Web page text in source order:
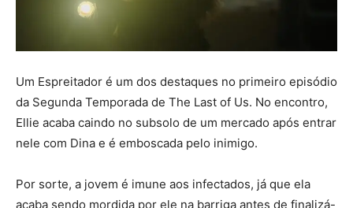
Um Espreitador é um dos destaques no primeiro episódio
da Segunda Temporada de The Last of Us. No encontro,
Ellie acaba caindo no subsolo de um mercado após entrar
nele com Dina e é emboscada pelo inimigo.
Por sorte, a jovem é imune aos infectados, já que ela
acaba sendo mordida por ele na barriga antes de finalizá-